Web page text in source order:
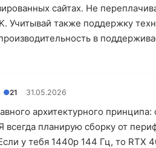
сайтах. Не
Учитывай также поддержку
в
●21 31.05.2026
архитектурного
всегда планирую сборку от
у тебя 1440p 144 Гц, то RTX